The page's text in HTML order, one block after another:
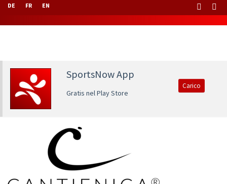
DE FR EN
SportsNow App
Gratis nel Play Store
Carico